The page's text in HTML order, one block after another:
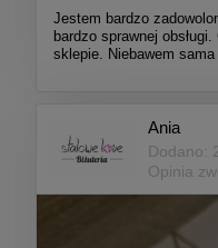
Jestem bardzo
bardzo sprawnej
sklepie. Niebawem
Ania
Dodano:
Opinia